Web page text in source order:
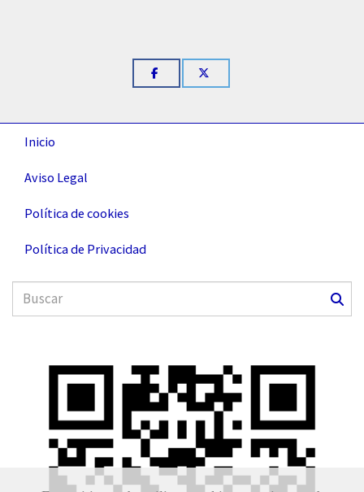
Inicio
Aviso Legal
Política de cookies
Política de Privacidad